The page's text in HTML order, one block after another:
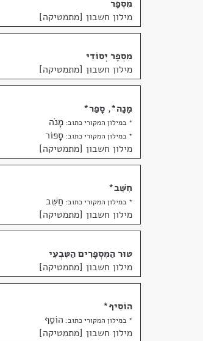
מִסְפָּר
מילון חשבון [מתמטיקה]
מִסְפָּר יְסוֹדִי
מילון חשבון [מתמטיקה]
מָנָה*
, סָפַר*
* במילון המקורי כתוב: מָנֹה
* במילון המקורי כתוב: סָפוֹר
מילון חשבון [מתמטיקה]
חִשֵּׁב*
* במילון המקורי כתוב: חַשֵּׁב
מילון חשבון [מתמטיקה]
טוּר הַמִּסְפָּרִים הַטִּבְעִי
מילון חשבון [מתמטיקה]
הוֹסִיף*
* במילון המקורי כתוב: הוֹסֵף
מילון חשבון [מתמטיקה]